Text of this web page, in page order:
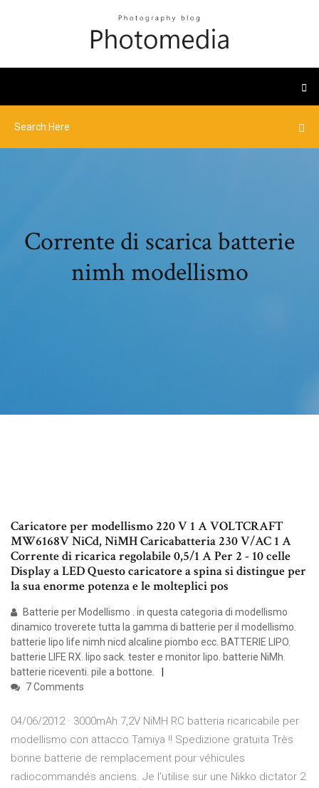
Corrente di scarica batterie
nimh modellismo
Caricatore per modellismo 220 V 1 A VOLTCRAFT
MW6168V NiCd, NiMH Caricabatteria 230 V/AC 1 A
Corrente di ricarica regolabile 0,5/1 A Per 2 - 10 celle
Display a LED Questo caricatore a spina si distingue per
la sua enorme potenza e le molteplici pos
Batterie per Modellismo . in questa categoria di modellismo
dinamico troverete tutta la gamma di batterie per il modellismo.
batterie lipo life nimh nicd alcaline piombo ecc. BATTERIE LIPO.
batterie LIFE RX. lipo sack. tester e monitor lipo. batterie NiMh.
batterie riceventi. pile a bottone.
7 Comments
04/06/2012 · 3000mAh 7,2V NiMH RC batteria ricaricabile per
modellismo con attacco Tamiya !! Spedizione gratuita Très
bonne batterie de remplacement pour véhicules
radiocommandés anciens. Je l'utilise sur une Nikko dictator 2